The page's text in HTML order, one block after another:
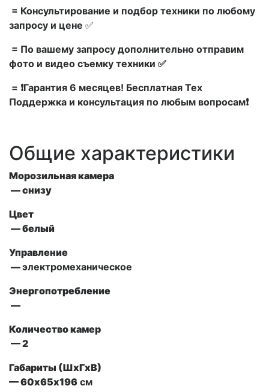
= Консультирование и подбор техники по любому
запросу и цене ✅
= По вашему запросу дополнительно отправим
фото и видео съемку техники ✅
= ❗Гарантия 6 месяцев! Бесплатная Тех
Поддержка и консультация по любым вопросам❗
Общие характеристики
Морозильная камера
— снизу
Цвет
— белый
Управление
—электромеханическое
Энергопотребление
—
Количество камер
— 2
Габариты (ШxГxВ)
— 60х65х196 см